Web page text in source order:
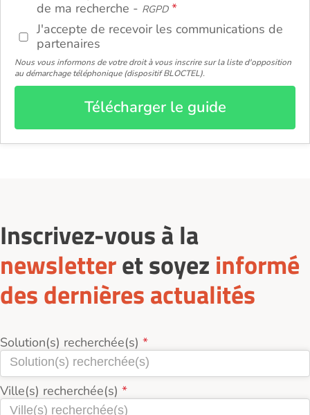
de ma recherche - RGPD
J'accepte de recevoir les communications de
partenaires
Nous vous informons de votre droit à vous inscrire sur la liste d'opposition
au démarchage téléphonique (dispositif BLOCTEL).
Télécharger le guide
Inscrivez-vous à la
newsletteret soyez informé
des dernières actualités
Solution(s) recherchée(s)
Ville(s) recherchée(s)